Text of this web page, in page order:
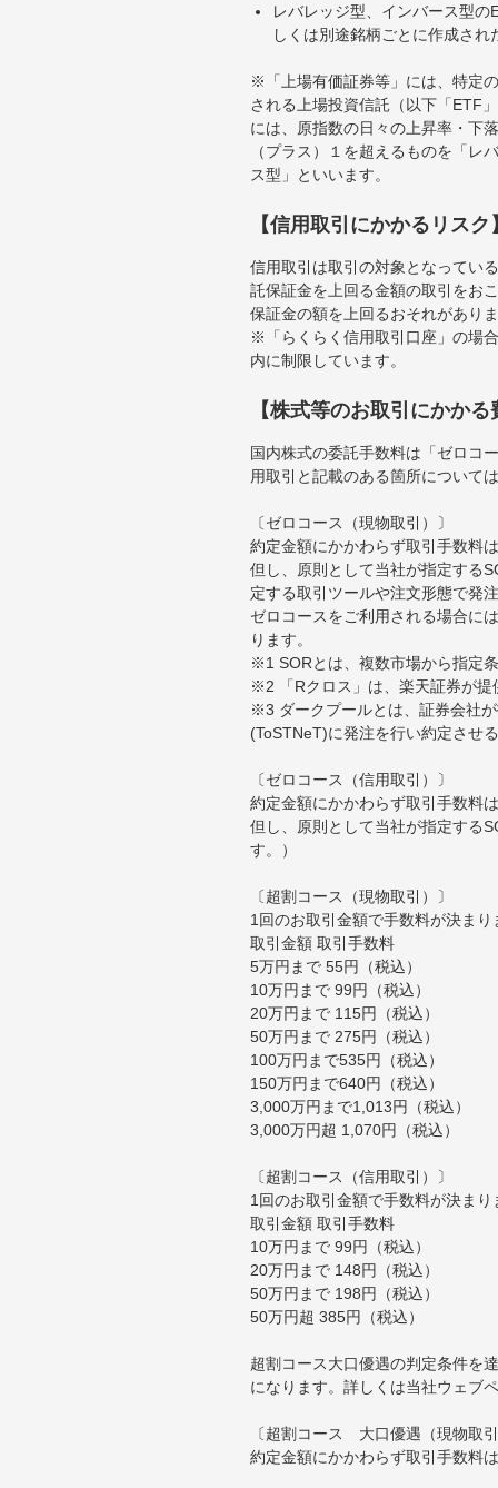
レバレッジ型、インバース型
しくは別途銘柄ごとに作成さ
※「上場有価証券等」には、特定
される上場投資信託（以下「ETF
には、原指数の日々の上昇率・下
（プラス）１を超えるものを「
ス型」といいます。
【信用取引にかかるリスク
信用取引は取引の対象となってい
託保証金を上回る金額の取引をお
保証金の額を上回るおそれがあり
※「らくらく信用取引口座」の場
内に制限しています。
【株式等のお取引にかかる
国内株式の委託手数料は「ゼロコ
用取引と記載のある箇所について
〔ゼロコース（現物取引）〕
約定金額にかかわらず取引手数料
但し、原則として当社が指定する
定する取引ツールや注文形態で発
ゼロコースをご利用される場合に
ります。
※1 SORとは、複数市場から指定
※2 「Rクロス」は、楽天証券が
※3 ダークプールとは、証券会社
(ToSTNeT)に発注を行い約定させ
〔ゼロコース（信用取引）〕
約定金額にかかわらず取引手数料
但し、原則として当社が指定する
す。）
〔超割コース（現物取引）〕
1回のお取引金額で手数料が決まり
取引金額 取引手数料
5万円まで 55円（税込）
10万円まで 99円（税込）
20万円まで 115円（税込）
50万円まで 275円（税込）
100万円まで535円（税込）
150万円まで640円（税込）
3,000万円まで1,013円（税込）
3,000万円超 1,070円（税込）
〔超割コース（信用取引）〕
1回のお取引金額で手数料が決まり
取引金額 取引手数料
10万円まで 99円（税込）
20万円まで 148円（税込）
50万円まで 198円（税込）
50万円超 385円（税込）
超割コース大口優遇の判定条件を
になります。詳しくは当社ウェブ
〔超割コース 大口優遇（現物取
約定金額にかかわらず取引手数料